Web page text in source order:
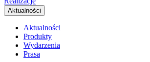
Aktualności
Aktualności
Produkty
Wydarzenia
Prasa